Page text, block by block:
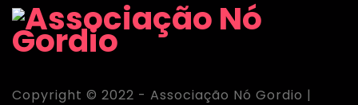
Copyright © 2022 - Associação Nó Gordio |